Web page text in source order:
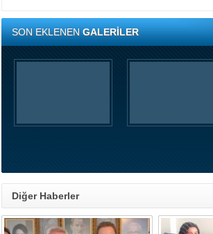
SON EKLENENGALERİLER
Diğer Haberler